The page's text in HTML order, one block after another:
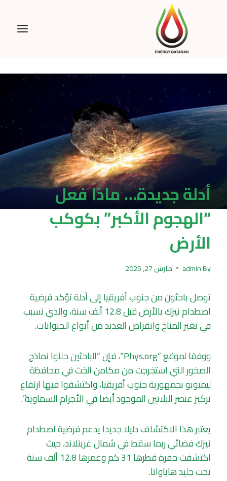
أدلة جديدة… ماذا فعل
“الهجوم الأكبر” بكوكب
الأرض
By
admin مارس 27, 2025
توصل باحثون من جنوب أفريقيا إلى أدلة تؤكد فرضية
اصطدام نيزك بالأرض قبل 12.8 ألف سنة، والذي تسبب
في تغير المناخ وانقراض العديد من أنواع الحيوانات.
ووفقا لموقع “Phys.org”، فإن “الباحثين حللوا نماذج
الصخور التي استخرجت من مكامن الخث في محافظة
ليمبوبو بجمهورية جنوب أفريقيا، واكتشفوا فيها ارتفاع
تركيز عنصر البلاتين الموجود أيضا في الأجرام السماوية”.
يعتبر هذا الاكتشاف دليلا جديدا يدعم فرضية اصطدام
نيزك فضائي ربما سقط في شمال غرينلاند، حيث
اكتشفت حفرة قطرها 31 كم وعمرها 12.8 ألف سنة
تحت جليد هاياواتا.